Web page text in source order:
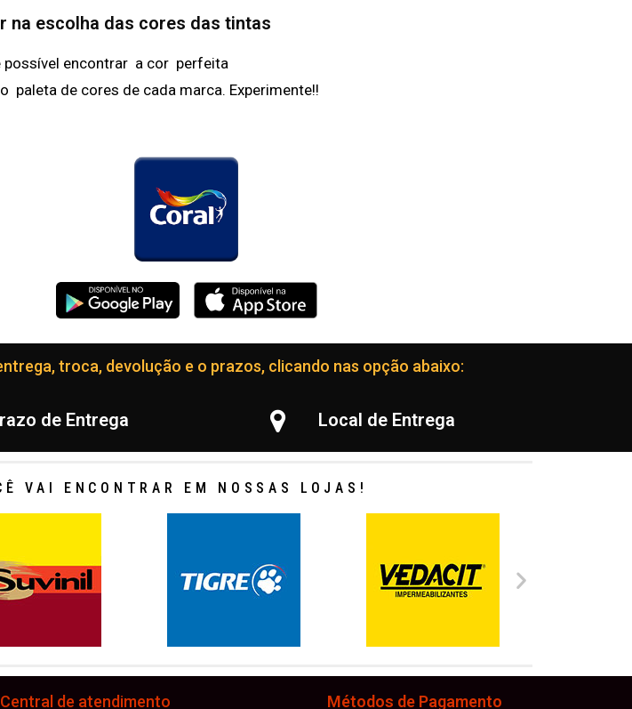
na escolha das cores das tintas
possível encontrar a cor perfeita
paleta de cores de cada marca. Experimente!!
troca, devolução e o prazos, clicando nas opção abaixo:
de Entrega Local de Entrega
VAI ENCONTRAR EM NOSSAS LOJAS!
Central de atendimento Métodos de Pagamento